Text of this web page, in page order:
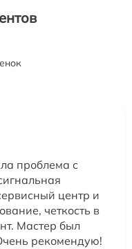
проблема с
центр и
четкость в
Мастер был
рекомендую!